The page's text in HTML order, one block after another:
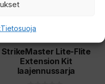
Tietosuoja
StrikeMaster Lite-Flite
Extension Kit
laajennussarja